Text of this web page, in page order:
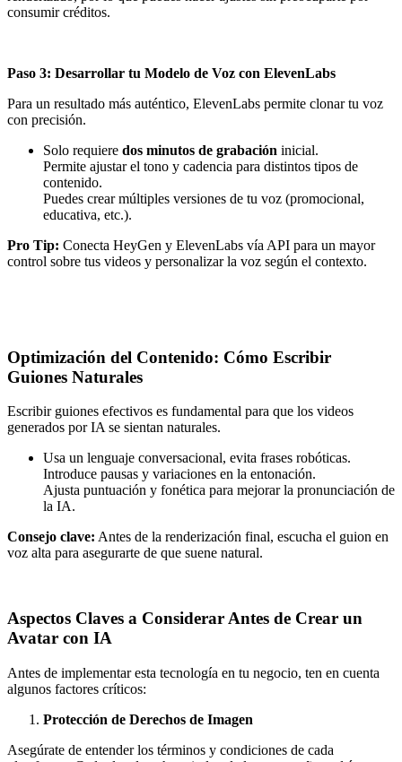
consumir créditos.
Paso 3: Desarrollar tu Modelo de Voz con ElevenLabs
Para un resultado más auténtico, ElevenLabs permite clonar tu voz
con precisión.
Solo requiere dos minutos de grabación inicial.
Permite ajustar el tono y cadencia para distintos tipos de
contenido.
Puedes crear múltiples versiones de tu voz (promocional,
educativa, etc.).
Pro Tip: Conecta HeyGen y ElevenLabs vía API para un mayor
control sobre tus videos y personalizar la voz según el contexto.
Optimización del Contenido: Cómo Escribir
Guiones Naturales
Escribir guiones efectivos es fundamental para que los videos
generados por IA se sientan naturales.
Usa un lenguaje conversacional, evita frases robóticas.
Introduce pausas y variaciones en la entonación.
Ajusta puntuación y fonética para mejorar la pronunciación de
la IA.
Consejo clave: Antes de la renderización final, escucha el guion en
voz alta para asegurarte de que suene natural.
Aspectos Claves a Considerar Antes de Crear un
Avatar con IA
Antes de implementar esta tecnología en tu negocio, ten en cuenta
algunos factores críticos:
Protección de Derechos de Imagen
Asegúrate de entender los términos y condiciones de cada